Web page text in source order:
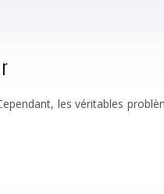
les véritables